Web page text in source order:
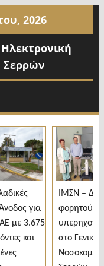
2026
Σερρών
για
με 3.675
και
ΙΜΣΝ –
φορητού
στο Γενικό
Νοσοκομείο